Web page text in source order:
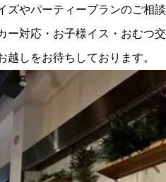
ズやパーティープランのご相
ー対応・お子様イス・おむつ
越しをお待ちしております。